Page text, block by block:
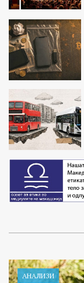
АНАЛИЗИ